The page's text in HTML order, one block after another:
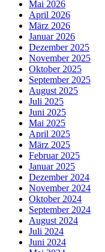
Mai 2026
April 2026
März 2026
Januar 2026
Dezember 2025
November 2025
Oktober 2025
September 2025
August 2025
Juli 2025
Juni 2025
Mai 2025
April 2025
März 2025
Februar 2025
Januar 2025
Dezember 2024
November 2024
Oktober 2024
September 2024
August 2024
Juli 2024
Juni 2024